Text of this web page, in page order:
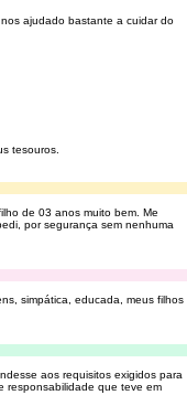
ajudado bastante a cuidar do
tesouros.
de 03 anos muito bem. Me
por segurança sem nenhuma
simpática, educada, meus filhos
aos requisitos exigidos para
responsabilidade que teve em